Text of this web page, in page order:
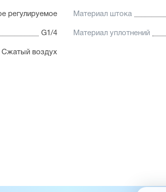
регулируемое Материал штока
G1/4 Материал уплотнений
Сжатый воздух